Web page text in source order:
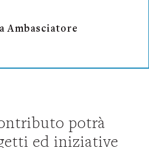
Ambasciatore
potrà
ed iniziative